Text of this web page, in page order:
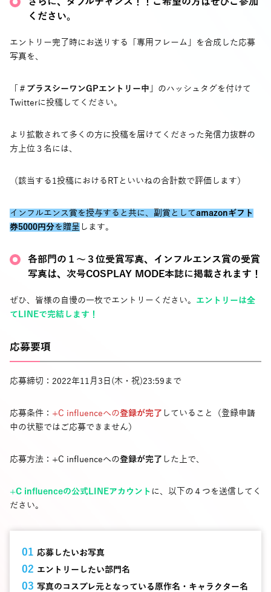
ください。
エントリー完了時にお送りする「専用フレーム」を合成した応募
写真を、
＃プラスシーワンGPエントリー中 」のハッシュタグを付けて
Twitterに投稿してください。
より拡散されて多くの方に投稿を届けてくださった発信力抜群の
方上位３名には、
（該当する1投稿におけるRTといいねの合計数で評価します）
インフルエンス賞を授与すると共に、副賞としてamazonギフト
券5000円分を贈呈 します。
各部門の１〜３位受賞写真、インフルエンス賞の受賞
写真は、次号COSPLAY MODE本誌に掲載されます！
ぜひ、皆様の自慢の一枚でエントリーください。 エントリーは全
てLINEで完結します！
応募要項
応募締切：2022年11月3日(木・祝)23:59まで
応募条件： +C influenceへの登録が完了 していること（登録申請
中の状態ではご応募できません）
応募方法：+C influenceへの登録が完了 した上で、
+C influenceの公式LINEアカウント に、以下の４つを送信してく
ださい。
応募したいお写真
エントリーしたい部門名
写真のコスプレ元となっている原作名・キャラクター名